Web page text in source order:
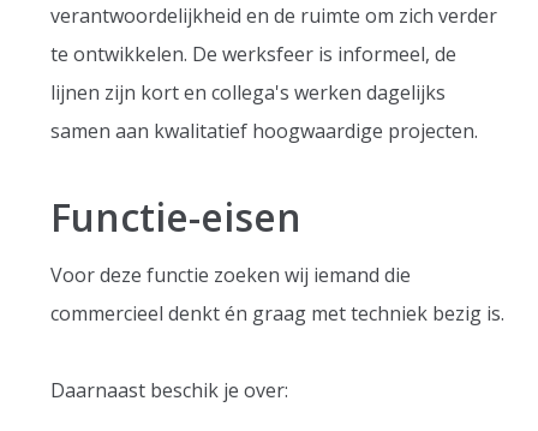
verantwoordelijkheid en de ruimte om zich verder
te ontwikkelen. De werksfeer is informeel, de
lijnen zijn kort en collega's werken dagelijks
samen aan kwalitatief hoogwaardige projecten.
Functie-eisen
Voor deze functie zoeken wij iemand die
commercieel denkt én graag met techniek bezig is.
Daarnaast beschik je over: